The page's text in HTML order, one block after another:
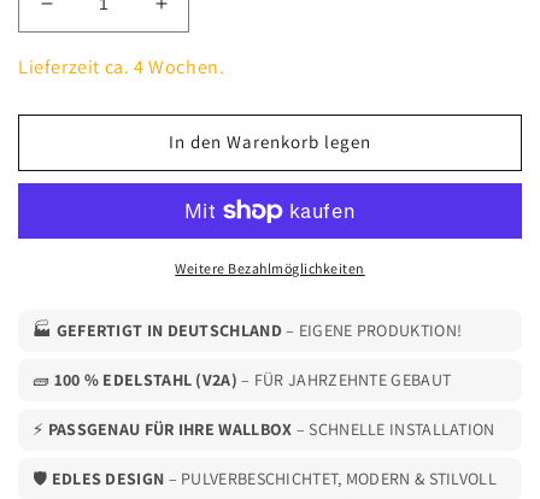
Verringere
die
Menge
Doppel
passend
für
Mercedes
Wallbox
mit
Dach
|
Ständer
Standfuß
Erhöhe
die
Menge
Doppel
Ladesäule
passend
für
Mercedes
Benz
mit
Dach
|
Ständer
Standfuß
Lieferzeit ca. 4 Wochen.
In den Warenkorb legen
Weitere Bezahlmöglichkeiten
🏭 GEFERTIGT IN DEUTSCHLAND– EIGENE PRODUKTION!
🧱 100 % EDELSTAHL (V2A) – FÜR JAHRZEHNTE GEBAUT
⚡ PASSGENAU FÜR IHRE WALLBOX – SCHNELLE INSTALLATION
🛡️ EDLES DESIGN – PULVERBESCHICHTET, MODERN & STILVOLL